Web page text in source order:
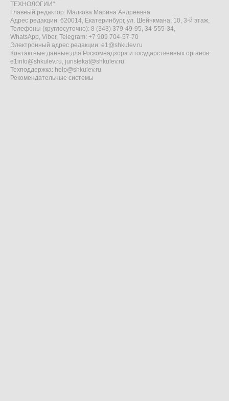
ТЕХНОЛОГИИ"
Главный редактор: Малкова Марина Андреевна
Адрес редакции: 620014, Екатеринбург, ул. Шейнкмана, 10, 3-й этаж,
Телефоны (круглосуточно): 8 (343) 379-49-95, 34-555-34,
WhatsApp, Viber, Telegram: +7 909 704-57-70
Электронный адрес редакции: e1@shkulev.ru
Контактные данные для Роскомнадзора и государственных органов:
e1info@shkulev.ru, juristekat@shkulev.ru
Техподдержка: help@shkulev.ru
Рекомендательные системы